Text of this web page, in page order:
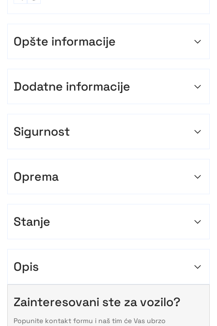
Opšte informacije
Dodatne informacije
Sigurnost
Oprema
Stanje
Opis
Zainteresovani ste za vozilo?
Popunite kontakt formu i naš tim će Vas ubrzo